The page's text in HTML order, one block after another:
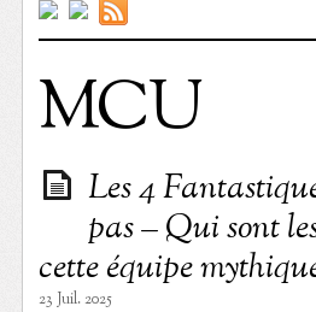
MCU
Les 4
pas – Qui sont
cette équipe
23 Juil. 2025